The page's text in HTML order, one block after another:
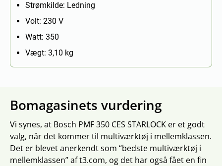
Strømkilde: Ledning
Volt: 230 V
Watt: 350
Vægt: 3,10 kg
Bomagasinets vurdering
Vi synes, at Bosch PMF 350 CES STARLOCK er et godt
valg, når det kommer til multiværktøj i mellemklassen.
Det er blevet anerkendt som “bedste multiværktøj i
mellemklassen” af t3.com, og det har også fået en fin